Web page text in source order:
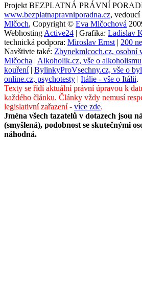
Projekt BEZPLATNÁ PRÁVNÍ
www.bezplatnapravniporadna.cz,
Mlčoch, Copyright © Eva Mlčochová
Webhosting Active24 | Grafika: Ladislav
technická podpora: Miroslav Ernst | 200
Navštivte také: Zbynekmlcoch.cz, osobní
Mlčocha | Alkoholik.cz, vše o alkoholismu
kouření| BylinkyProVsechny.cz, vše o
online.cz, psychotesty | Itálie - vše o Itálii.
Texty se řídí aktuální právní úpravou k
každého článku. Články vždy nemusí
legislativní zařazení - více zde.
Jména všech tazatelů v dotazech jsou
(smyšlená), podobnost se skutečnými
náhodná.